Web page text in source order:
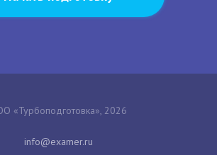
«Турбоподготовка», 2026